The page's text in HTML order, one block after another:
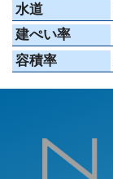
水道
建ぺい率
容積率